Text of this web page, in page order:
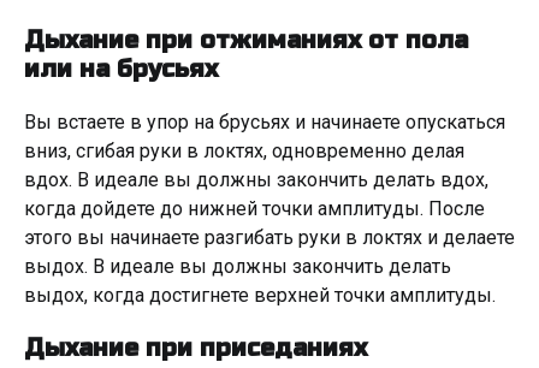
Дыхание при отжиманиях от пола
или на брусьях
Вы встаете в упор на брусьях и начинаете опускаться
вниз, сгибая руки в локтях, одновременно делая
вдох. В идеале вы должны закончить делать вдох,
когда дойдете до нижней точки амплитуды. После
этого вы начинаете разгибать руки в локтях и делаете
выдох. В идеале вы должны закончить делать
выдох, когда достигнете верхней точки амплитуды.
Дыхание при приседаниях